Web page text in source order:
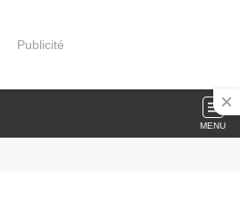
Publicité
MENU